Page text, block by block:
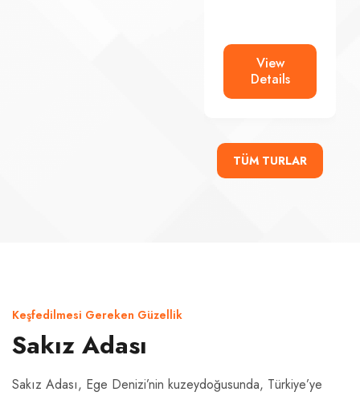
View
Details
TÜM TURLAR
Keşfedilmesi Gereken Güzellik
Sakız Adası
Sakız Adası, Ege Denizi’nin kuzeydoğusunda, Türkiye’ye